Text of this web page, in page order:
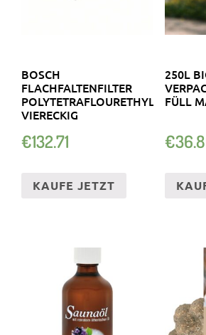
BOSCH
FLACHFALTENFILTER
POLYTETRAFLOURETHYLEN.
VIERECKIG
€132.71
KAUFE JETZT
250L
FÜLL
€